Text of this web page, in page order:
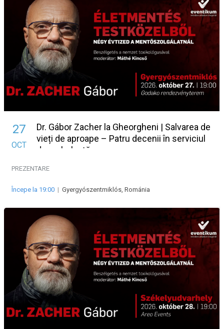
27
OCT
Dr. Gábor Zacher la Gheorgheni | Salvarea de
vieți de aproape – Patru decenii în serviciul
de ambulanță
PREZENTARE
Începe la 19:00 | Gyergyószentmiklós, Románia